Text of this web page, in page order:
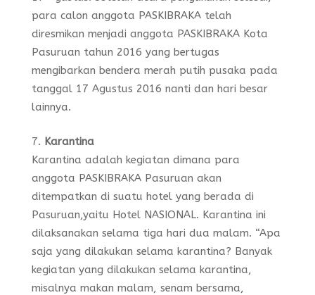
para calon anggota PASKIBRAKA telah
diresmikan menjadi anggota PASKIBRAKA Kota
Pasuruan tahun 2016 yang bertugas
mengibarkan bendera merah putih pusaka pada
tanggal 17 Agustus 2016 nanti dan hari besar
lainnya.
Karantina
Karantina adalah kegiatan dimana para
anggota PASKIBRAKA Pasuruan akan
ditempatkan di suatu hotel yang berada di
Pasuruan,yaitu Hotel NASIONAL. Karantina ini
dilaksanakan selama tiga hari dua malam. “Apa
saja yang dilakukan selama karantina? Banyak
kegiatan yang dilakukan selama karantina,
misalnya makan malam, senam bersama,